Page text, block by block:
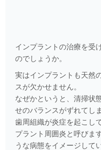
2025.12.05
メタルコアとファイバーコア
2025.11.07
ものがはさまる＝受診のサ
2025.10.07
歯を痛める2つの力
2025.09.08
インプラントの治療を受
のでしょうか。
実はインプラントも天然
スが欠かせません。
なぜかというと、清掃状
せのバランスがずれてし
歯周組織が炎症を起こし
プラント周囲炎と呼びま
うな病態をイメージして